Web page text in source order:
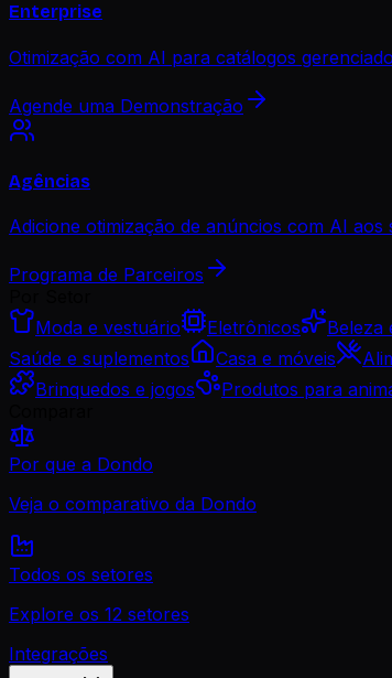
Enterprise
Otimização com AI para catálogos
Agende uma Demonstração
Agências
Adicione otimização de anúncios com AI
Programa de Parceiros
Moda e vestuário
Eletrônicos Beleza
Saúde e suplementos
Casa e móveis
Brinquedos e jogos
Produtos para
Por que a Dondo
Veja o comparativo da Dondo
Todos os setores
Explore os 12 setores
Integrações